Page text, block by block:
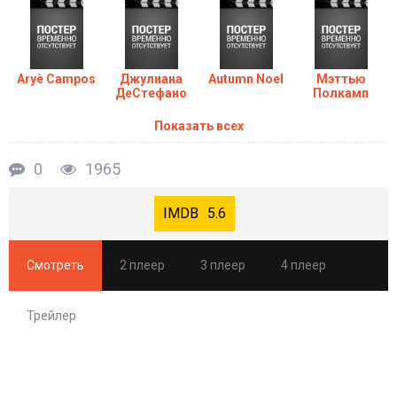
Aryè Campos
Джулиана
ДеСтефано
Autumn Noel
Мэттью
Полкамп
Показать всех
0 1965
5.6
Смотреть 2 плеер 3 плеер 4 плеер
Трейлер